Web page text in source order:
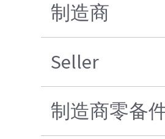
制造商
Seller
制造商零备